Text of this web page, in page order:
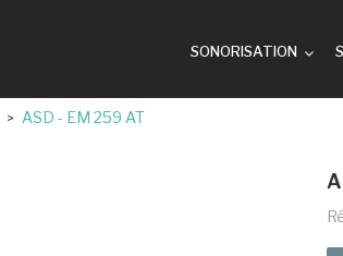
SONORISATION
ASD - EM 259 AT